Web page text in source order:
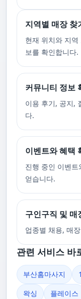
지역별 매장 찾
현재 위치와 지
보를 확인합니다.
커뮤니티 정보
이용 후기, 공지,
다.
이벤트와 혜택
진행 중인 이벤
얻습니다.
구인구직 및 매
업종별 채용, 매
관련 서비스 바
부산홈마사지
왁싱
플레이스